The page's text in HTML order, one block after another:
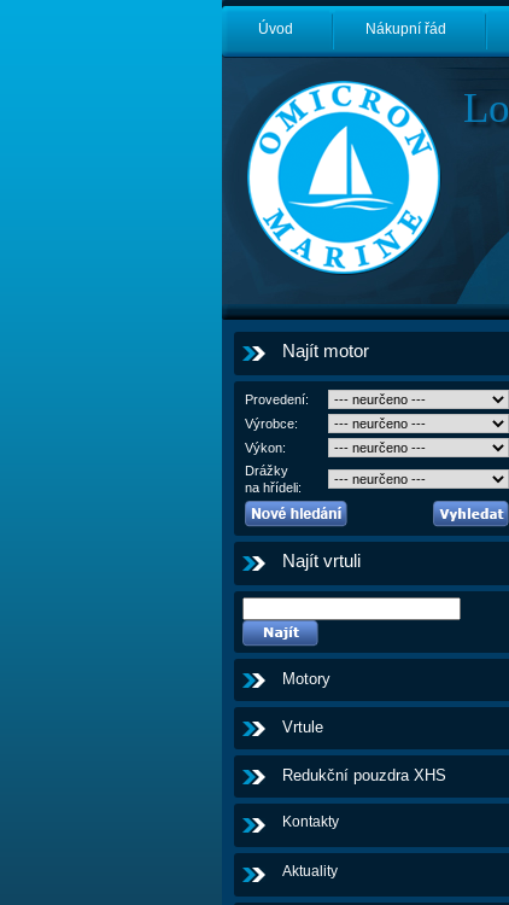
Úvod Nákupní řád
Najít motor
Provedení:
Výrobce:
Výkon:
Drážky
na hřídeli:
Najít vrtuli
Motory
Vrtule
Redukční pouzdra XHS
Kontakty
Aktuality